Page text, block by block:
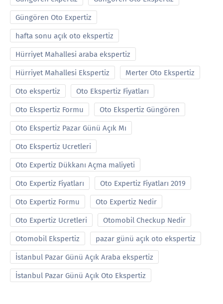
Güngören Oto Expertiz
hafta sonu açık oto ekspertiz
Hürriyet Mahallesi araba ekspertiz
Hürriyet Mahallesi Ekspertiz Merter Oto Ekspertiz
Oto ekspertiz Oto Ekspertiz Fiyatları
Oto Ekspertiz Formu Oto Ekspertiz Güngören
Oto Ekspertiz Pazar Günü Açık Mı
Oto Ekspertiz Ucretleri
Oto Expertiz Dükkanı Açma maliyeti
Oto Expertiz Fiyatları Oto Expertiz Fiyatları 2019
Oto Expertiz Formu Oto Expertiz Nedir
Oto Expertiz Ucretleri Otomobil Checkup Nedir
Otomobil Ekspertiz pazar günü açık oto ekspertiz
İstanbul Pazar Günü Açık Araba ekspertiz
İstanbul Pazar Günü Açık Oto Ekspertiz